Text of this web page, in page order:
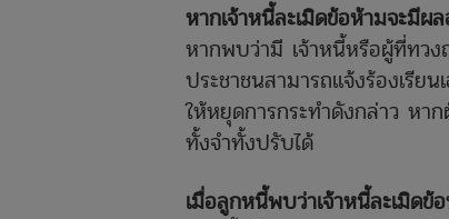
หากเจ้าหนี้ละเมิดข้อห้ามจะมีผล
หากพบว่ามี เจ้าหนี้หรือผู้ที่ทว
ประชาชนสามารถแจ้งร้องเรีย
ให้หยุดการกระทำดังกล่าว หา
ทั้งจำทั้งปรับได้
เมื่อลูกหนี้พบว่าเจ้าหนี้ละเมิดข้